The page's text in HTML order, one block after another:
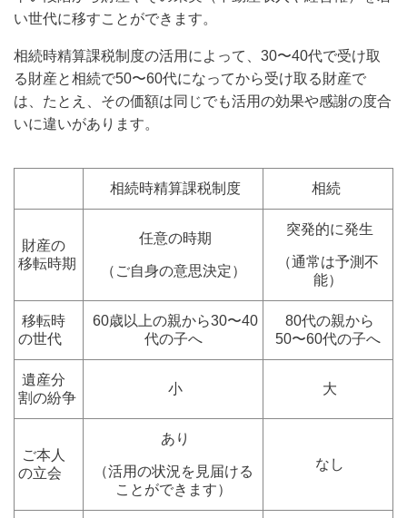
い世代に移すことができます。
相続時精算課税制度の活用によって、30〜40代で受け取
る財産と相続で50〜60代になってから受け取る財産で
は、たとえ、その価額は同じでも活用の効果や感謝の度合
いに違いがあります。
相続時精算課税制度 相続
財産の
移転時期
任意の時期
（ご自身の意思決定）
突発的に発生
（通常は予測不
能）
移転時
の世代
60歳以上の親から30〜40
代の子へ
80代の親から
50〜60代の子へ
遺産分
割の紛争
小 大
ご本人
の立会
あり
（活用の状況を見届ける
ことができます）
なし